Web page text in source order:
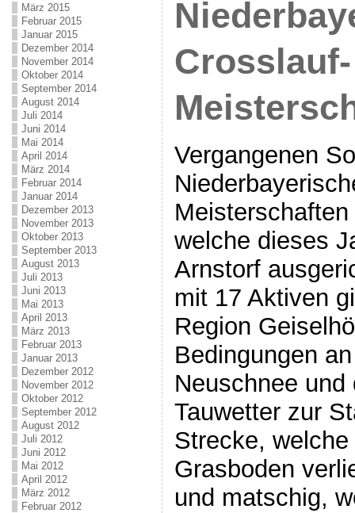
März 2015
Februar 2015
Januar 2015
Dezember 2014
November 2014
Oktober 2014
September 2014
August 2014
Juli 2014
Juni 2014
Mai 2014
April 2014
März 2014
Februar 2014
Januar 2014
Dezember 2013
November 2013
Oktober 2013
September 2013
August 2013
Juli 2013
Juni 2013
Mai 2013
April 2013
März 2013
Februar 2013
Januar 2013
Dezember 2012
November 2012
Oktober 2012
September 2012
August 2012
Juli 2012
Juni 2012
Mai 2012
April 2012
März 2012
Februar 2012
Crosslauf-
Vergangenen
welche dieses
Arnstorf
mit 17 Aktiven
Region
Bedingungen
Neuschnee
Tauwetter zur
Strecke,
Grasboden
und matschig,